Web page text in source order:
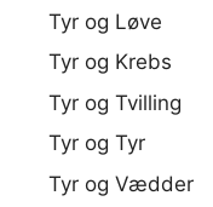
Tyr og Løve
Tyr og Krebs
Tyr og Tvilling
Tyr og Tyr
Tyr og Vædder